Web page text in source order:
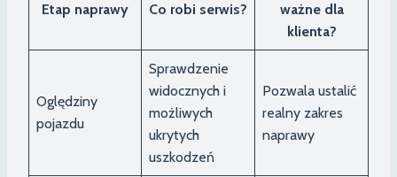
Etap naprawy Co robi serwis?
ważne dla
klienta?
Oględziny
pojazdu
Sprawdzenie
widocznych i
możliwych
ukrytych
uszkodzeń
Pozwala ustalić
realny zakres
naprawy